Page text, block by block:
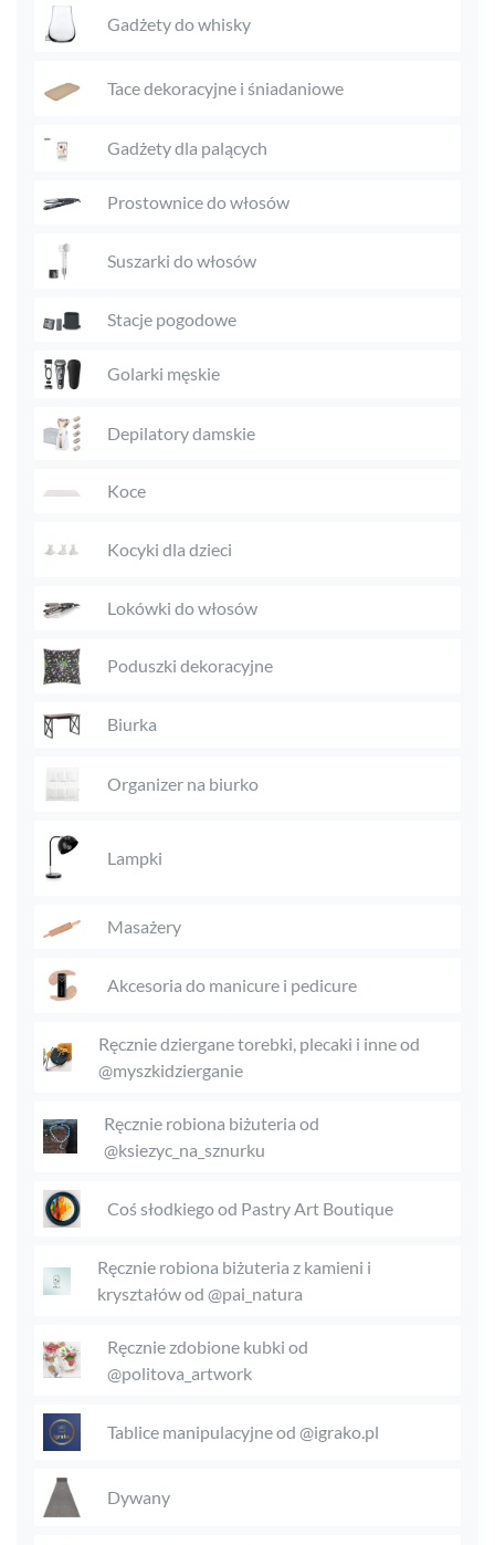
Gadżety do whisky
Tace dekoracyjne i śniadaniowe
Gadżety dla palących
Prostownice do włosów
Suszarki do włosów
Stacje pogodowe
Golarki męskie
Depilatory damskie
Koce
Kocyki dla dzieci
Lokówki do włosów
Poduszki dekoracyjne
Biurka
Organizer na biurko
Lampki
Masażery
Akcesoria do manicure i pedicure
Ręcznie dziergane torebki, plecaki i inne od
@myszkidzierganie
Ręcznie robiona biżuteria od
@ksiezyc_na_sznurku
Coś słodkiego od Pastry Art Boutique
Ręcznie robiona biżuteria z kamieni i
kryształów od @pai_natura
Ręcznie zdobione kubki od
@politova_artwork
Tablice manipulacyjne od @igrako.pl
Dywany